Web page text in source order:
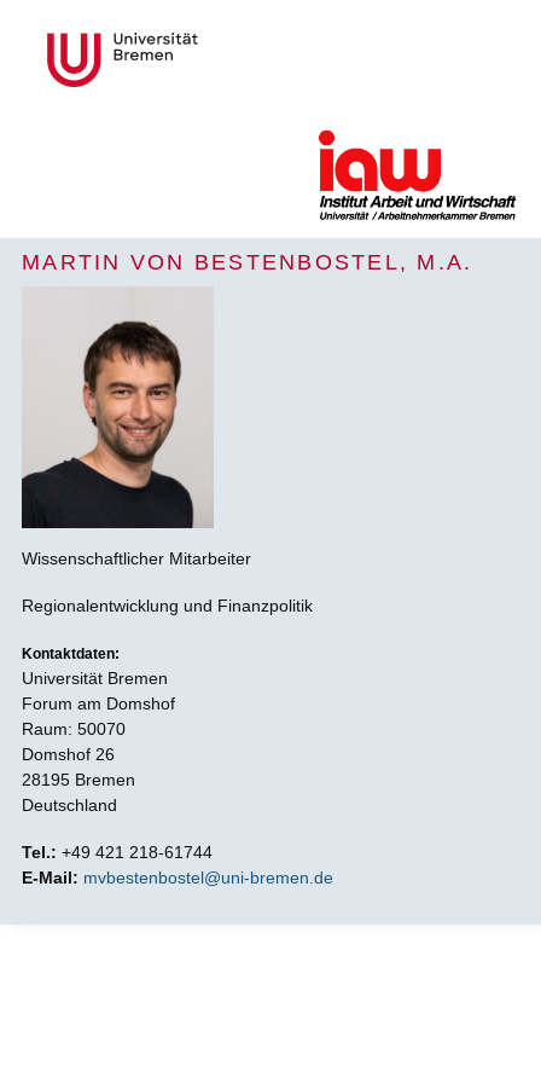
MARTIN VON BESTENBOSTEL, M.A.
Wissenschaftlicher Mitarbeiter
Regionalentwicklung und Finanzpolitik
Kontaktdaten:
Universität Bremen
Forum am Domshof
Raum: 50070
Domshof 26
28195 Bremen
Deutschland
Tel.: +49 421 218-61744
E-Mail: mvbestenbostel@uni-bremen.de